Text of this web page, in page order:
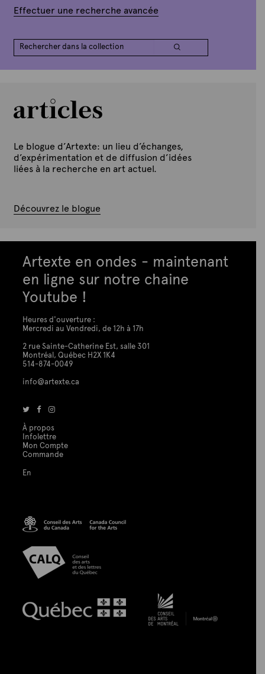
Effectuer une recherche avancée
Le blogue d’Artexte: un lieu d’échanges,
d’expérimentation et de diffusion d’idées
liées à la recherche en art actuel.
Découvrez le blogue
Artexte en ondes - maintenant
en ligne sur notre chaine
Youtube !
Heures d'ouverture :
Mercredi au Vendredi, de 12h à 17h
2 rue Sainte-Catherine Est, salle 301
Montréal, Québec H2X 1K4
514-874-0049
info@artexte.ca
À propos
Infolettre
Mon Compte
Commande
En